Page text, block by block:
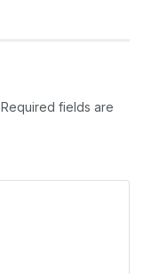
Required fields are